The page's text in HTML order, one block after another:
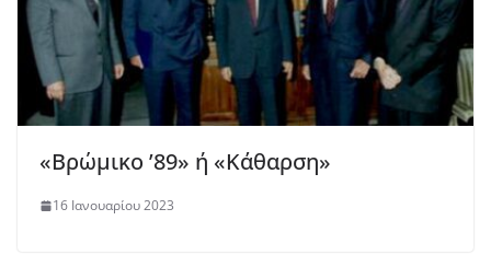
«Βρώμικο ’89» ή «Κάθαρση»
16 Ιανουαρίου 2023